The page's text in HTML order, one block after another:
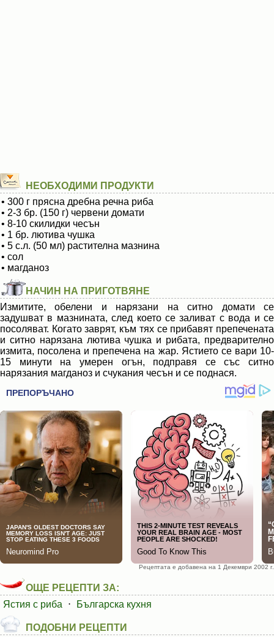
НЕОБХОДИМИ ПРОДУКТИ
• 300 г прясна дребна речна риба
• 2-3 бр. (150 г) червени домати
• 8-10 скилидки чесън
• 1 бр. лютива чушка
• 5 с.л. (50 мл) растителна мазнина
• сол
• магданоз
НАЧИН НА ПРИГОТВЯНЕ
Измитите, обелени и нарязани на ситно домати се
задушват в мазнината, след което се заливат с вода и се
посоляват. Когато заврят, към тях се прибавят препечената
и ситно нарязана лютива чушка и рибата, предварително
измита, посолена и препечена на жар. Ястието се вари 10-
15 минути на умерен огън, подправя се със ситно
нарязания магданоз и счукания чесън и се поднася.
Рецептата е добавена на 1 Декември 2002 г.
ОЩЕ РЕЦЕПТИ ЗА:
Ястия с риба
⋅ Българска кухня
ПОДОБНИ РЕЦЕПТИ